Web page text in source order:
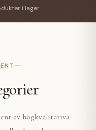
i lager
av högkvalitativa